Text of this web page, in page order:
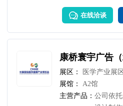
商、零
品服务！
在线洽谈
康桥寰宇广告
展区：
医学产业展
展馆：
A2馆
主营产品：公司依